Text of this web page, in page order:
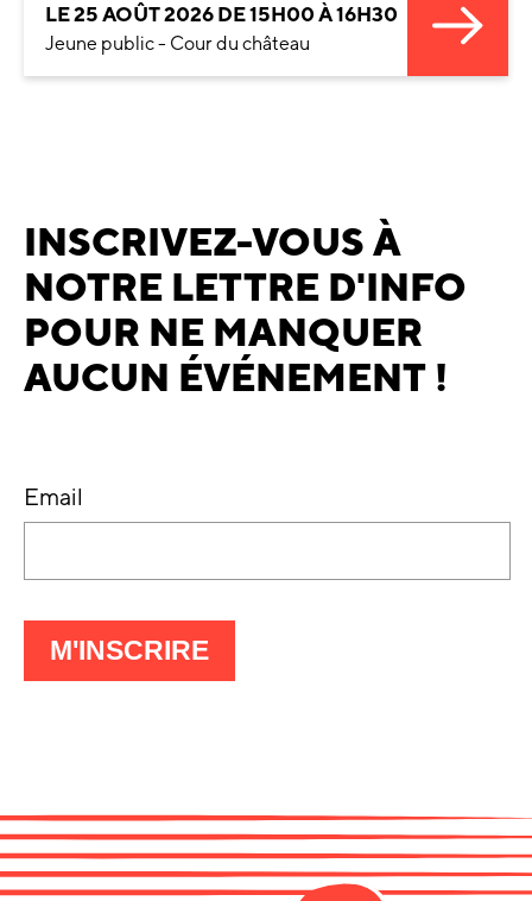
LE 25 AOÛT 2026 DE 15H00 À 16H30
Jeune public - Cour du château
INSCRIVEZ-VOUS À
NOTRE LETTRE D'INFO
POUR NE MANQUER
AUCUN ÉVÉNEMENT !
Email
M'INSCRIREÀ
LA